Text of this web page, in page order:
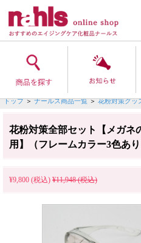
トップ ＞ ナールス商品一覧 ＞ 花粉対策グッ
花粉対策全部セット【メガネ
用】（フレームカラー3色あり
¥9,800 (税込) ¥11,948 (税込)